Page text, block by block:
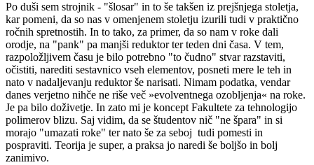
Po duši sem strojnik - "šlosar" in to še takšen iz prejšnjega stoletja,
kar pomeni, da so nas v omenjenem stoletju izurili tudi v praktično
ročnih spretnostih. In to tako, za primer, da so nam v roke dali
orodje, na "pank" pa manjši reduktor ter teden dni časa. V tem,
razpoložljivem času je bilo potrebno "to čudno" stvar razstaviti,
očistiti, narediti sestavnico vseh elementov, posneti mere le teh in
nato v nadaljevanju reduktor še narisati. Nimam podatka, vendar
danes verjetno nihče ne riše več »evolventnega ozobljenja« na roke.
Je pa bilo doživetje. In zato mi je koncept Fakultete za tehnologijo
polimerov blizu. Saj vidim, da se študentov nič "ne špara" in si
morajo "umazati roke" ter nato še za seboj tudi pomesti in
pospraviti. Teorija je super, a praksa jo naredi še boljšo in bolj
zanimivo.